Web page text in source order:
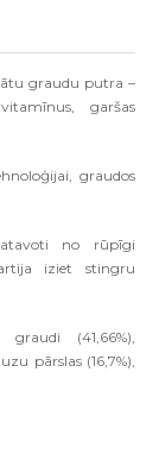
graudu putra –
garšas
graudos
no rūpīgi
iziet stingru
(41,66%),
pārslas (16,7%),